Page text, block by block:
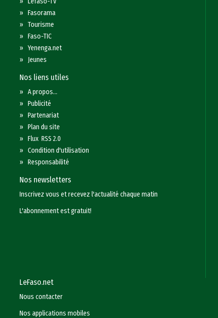
»Fasorama
»Tourisme
»Faso-TIC
»Yenenga.net
» Jeunes
Nos liens utiles
»A propos...
»Publicité
»Partenariat
»Plan du site
»Flux RSS 2.0
»Condition d'utilisation
»Responsabilité
Nos newsletters
Inscrivez vous et recevez l'actualité chaque matin
L'abonnement est gratuit!
LeFaso.net
Nous contacter
Nos applications mobiles